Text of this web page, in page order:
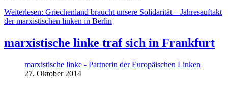
Weiterlesen: Griechenland braucht unsere Solidarität – Jahresauftakt
der marxistischen linken in Berlin
marxistische linke traf sich in Frankfurt
marxistische linke - Partnerin der Europäischen Linken
27. Oktober 2014